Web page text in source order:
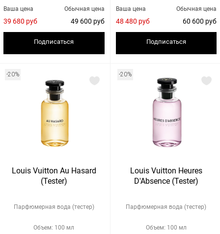
Обычная цена
49 600 руб
Ваша цена
39 680 руб
Подписаться
Обычная цена
60 600 руб
Ваша цена
48 480 руб
Подписаться
-20%
Louis Vuitton Au Hasard
(Tester)
Парфюмерная вода (тестер)
Объем: 100 мл
-20%
Louis Vuitton Heures
D'Absence (Tester)
Парфюмерная вода (тестер)
Объем: 100 мл